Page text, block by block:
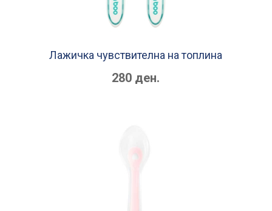
Лажичка чувствителна на топлина
280 ден.